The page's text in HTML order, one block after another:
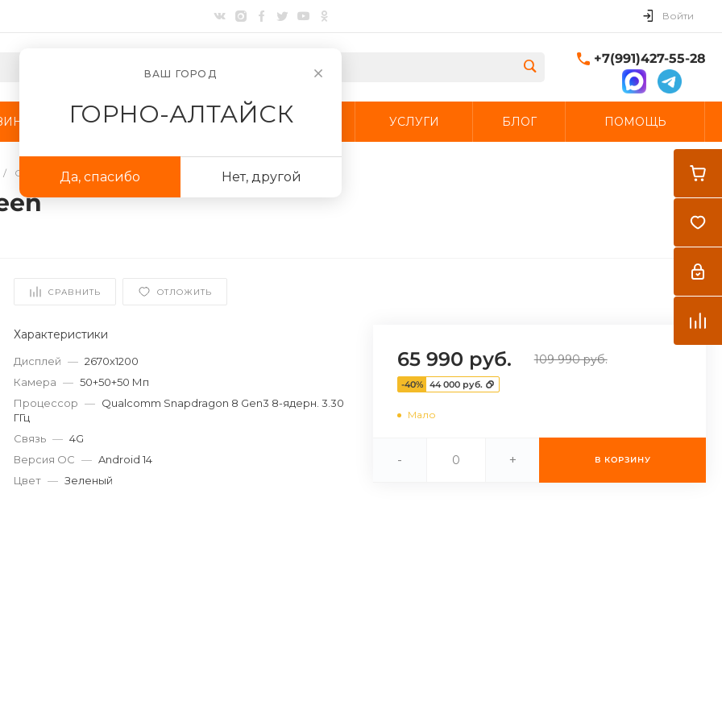
Для клиентов всех банков
Разбейтеоплату
на частибез переплат
Сегодня
ВАШ ГОРОД
ГОРНО-АЛТАЙСК
Да, спасибо Нет, другой
Войти
+7(991)427-55-28
АКЦИИ КОМПАНИЯ УСЛУГИ БЛОГ ПОМОЩЬ
/ Смартфоны / Xiaomi / Xiaomi 14 12/512GB Jade Green
СРАВНИТЬ ОТЛОЖИТЬ
Характеристики
Дисплей — 2670х1200
Камера — 50+50+50 Мп
Процессор — Qualcomm Snapdragon 8 Gen3 8-ядерн. 3.30
ГГц
Связь — 4G
Версия ОС — Android 14
Цвет — Зеленый
65 990 руб. 109 990 руб.
-40% 44 000 руб.
Мало
- + В КОРЗИНУ